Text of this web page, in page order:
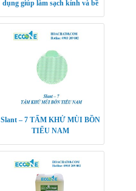
dụng giúp làm sạch kính và bề
Slant – 7 TẤM KHỬ MÙI BỒN
TIỂU NAM